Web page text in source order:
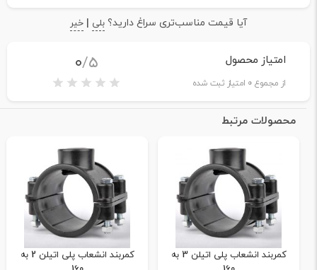
آیا قیمت مناسب‌تری سراغ دارید؟ بلی | خیر
امتیاز محصول
از مجموع0 امتیاز ثبت شده
۰/5
محصولات مرتبط
کمربند انشعاب پلی اتیلن 3 به
کمربند انشعاب پلی اتیلن 2 به